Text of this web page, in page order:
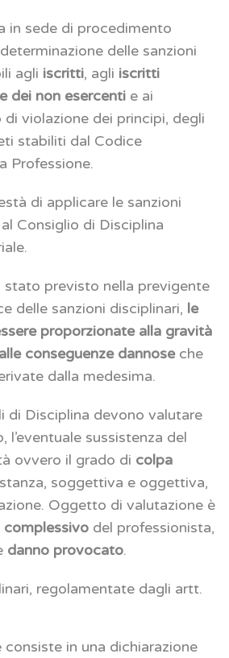
in sede di procedimento
delle sanzioni
agli iscritti, agli iscritti
dei non esercenti e ai
di violazione dei principi, degli
stabiliti dal Codice
Professione.
di applicare le sanzioni
Consiglio di Disciplina
stato previsto nella previgente
delle sanzioni disciplinari, le
proporzionate alla gravità
conseguenze dannoseche
dalla medesima.
di Disciplina devono valutare
l’eventuale sussistenza del
ovvero il grado di colpa
soggettiva e oggettiva,
Oggetto di valutazione è
del professionista,
danno provocato.
regolamentate dagli artt.
consiste in una dichiarazione